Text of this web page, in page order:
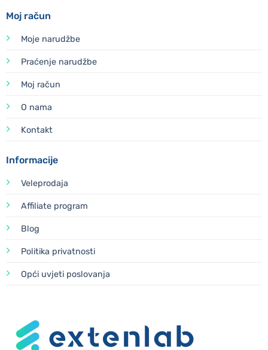
Moj račun
Moje narudžbe
Praćenje narudžbe
Moj račun
O nama
Kontakt
Informacije
Veleprodaja
Affiliate program
Blog
Politika privatnosti
Opći uvjeti poslovanja